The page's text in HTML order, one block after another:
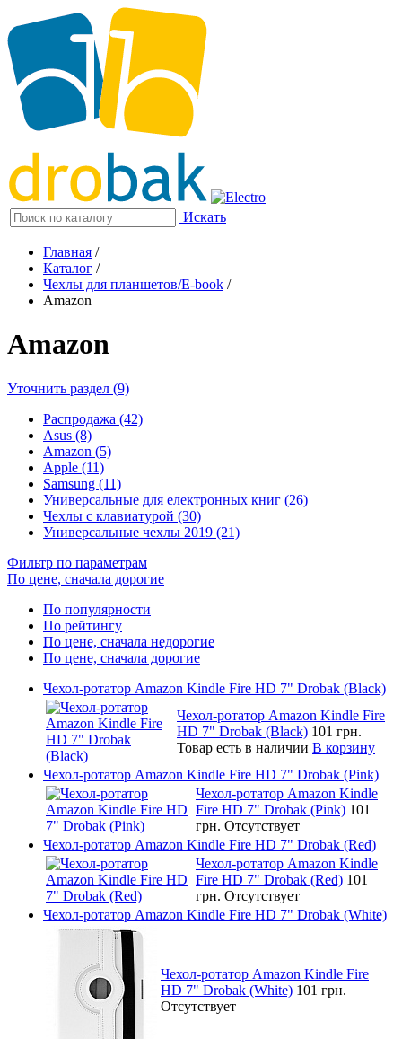
Искать
Главная /
Каталог /
Чехлы для планшетов/E-book /
Amazon
Amazon
Уточнить раздел (9)
Распродажа (42)
Asus (8)
Amazon (5)
Apple (11)
Samsung (11)
Универсальные для електронных книг (26)
Чехлы с клавиатурой (30)
Универсальные чехлы 2019 (21)
Фильтр по параметрам
По цене, сначала дорогие
По популярности
По рейтингу
По цене, сначала недорогие
По цене, сначала дорогие
Чехол-ротатор Amazon Kindle Fire HD 7" Drobak (Black)
Чехол-ротатор Amazon Kindle Fire
HD 7" Drobak (Black) 101 грн.
Товар есть в наличии В корзину
Чехол-ротатор Amazon Kindle Fire HD 7" Drobak (Pink)
Чехол-ротатор Amazon Kindle
Fire HD 7" Drobak (Pink) 101
грн. Отсутствует
Чехол-ротатор Amazon Kindle Fire HD 7" Drobak (Red)
Чехол-ротатор Amazon Kindle
Fire HD 7" Drobak (Red) 101
грн. Отсутствует
Чехол-ротатор Amazon Kindle Fire HD 7" Drobak (White)
Чехол-ротатор Amazon Kindle Fire
HD 7" Drobak (White) 101 грн.
Отсутствует